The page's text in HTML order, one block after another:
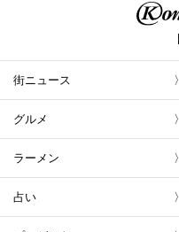
街ニュース
グルメ
ラーメン
占い